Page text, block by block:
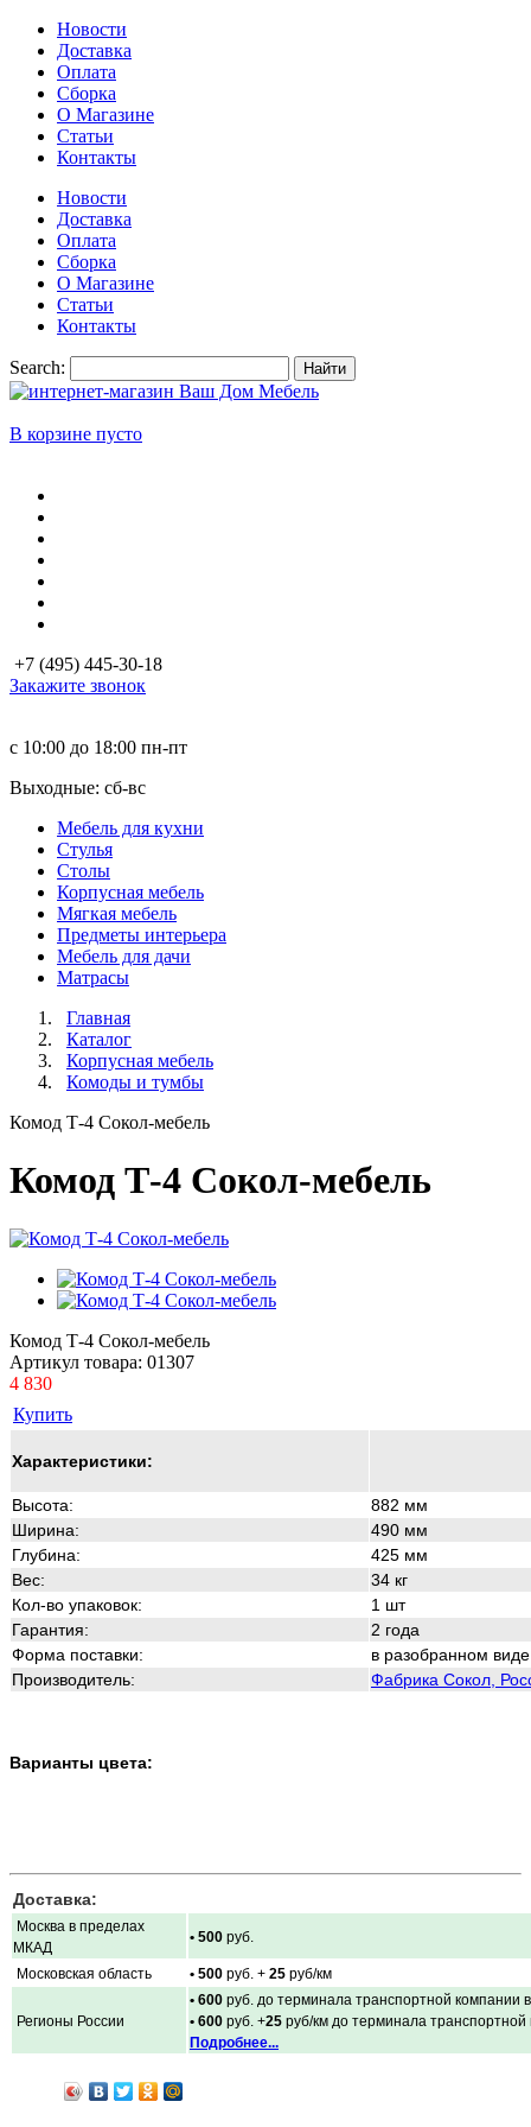
Новости
Доставка
Оплата
Сборка
О Магазине
Статьи
Контакты
Новости
Доставка
Оплата
Сборка
О Магазине
Статьи
Контакты
Search: Найти
В корзине пусто
+7 (495) 445-30-18
Закажите звонок
с 10:00 до 18:00 пн-пт
Выходные: сб-вc
Мебель для кухни
Стулья
Столы
Корпусная мебель
Мягкая мебель
Предметы интерьера
Мебель для дачи
Матраcы
Главная
Каталог
Корпусная мебель
Комоды и тумбы
Комод Т-4 Сокол-мебель
Комод Т-4 Сокол-мебель
Комод Т-4 Сокол-мебель
Артикул товара: 01307
4 830
Купить
Характеристики:
Высота:
882 мм
Ширина:
490 мм
Глубина:
425 мм
Вес:
34 кг
Кол-во упаковок:
1 шт
Гарантия:
2 года
Форма поставки:
в разобранном виде
Производитель:
Фабрика Сокол,
Варианты цвета:
Доставка:
Москва в пределах
МКАД
• 500 руб.
Московская область • 500 руб. + 25 руб/км
Регионы России
• 600 руб. до терминала транспортной компании
• 600 руб. +25 руб/км до терминала
Подробнее...